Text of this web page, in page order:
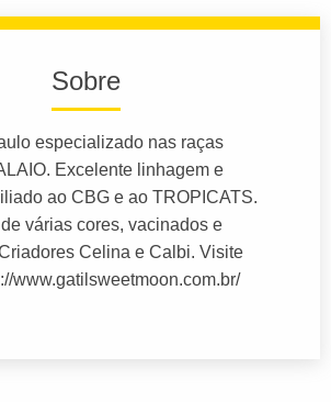
Sobre
especializado nas raças
Excelente linhagem e
ao CBG e ao TROPICATS.
várias cores, vacinados e
Celina e Calbi. Visite
www.gatilsweetmoon.com.br/